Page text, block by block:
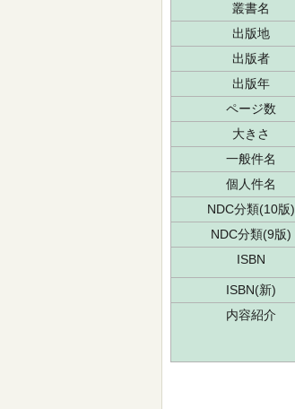
叢書名
出版地
出版者
出版年
ページ数
大きさ
一般件名
個人件名
NDC分類(10版)
NDC分類(9版)
ISBN
ISBN(新)
内容紹介